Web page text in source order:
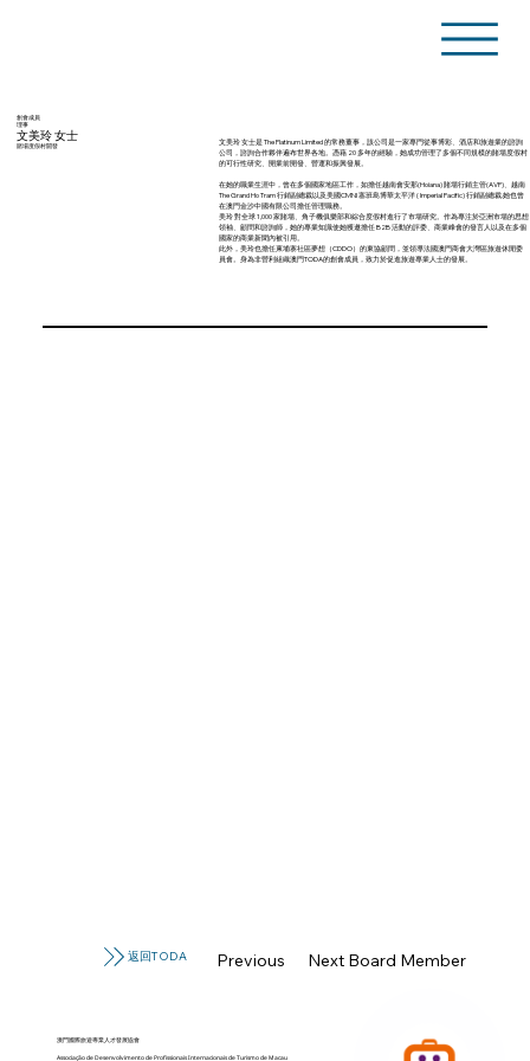
創會成員
理事
文美玲 女士
賭場度假村開發
文美玲 女士是 The Platinum Limited 的常務董事，該公司是一家專門從事博彩、酒店和旅遊業的諮詢
公司，諮詢合作夥伴遍布世界各地。憑藉 20 多年的經驗，她成功管理了多個不同規模的賭場度假村
的可行性研究、開業前開發、營運和振興發展。
在她的職業生涯中，曾在多個國家地區工作，如擔任越南會安那(Hoiana) 賭場行銷主管(AVP)、越南
The Grand Ho Tram 行銷副總裁以及美國CMNI 塞班島博華太平洋 ( Imperial Pacific) 行銷副總裁.她也曾
在澳門金沙中國有限公司擔任管理職務。
美玲 對全球 1,000 家賭場、角子機俱樂部和綜合度假村進行了市場研究。作為專注於亞洲市場的思想
領袖、顧問和諮詢師，她的專業知識使她獲邀擔任 B2B 活動的評委、商業峰會的發言人以及在多個
國家的商業新聞內被引用。
此外，美玲也擔任柬埔寨社區夢想（CDDO）的東協顧問，並領導法國澳門商會大灣區旅遊休閒委
員會。身為非營利組織澳門TODA的創會成員，致力於促進旅遊專業人士的發展。
返回TODA Previous Board Member
Next Board Member
澳門國際旅遊專業人才發展協會
Associação de Desenvolvimento de Profissionais Internacionais de Turismo de Macau